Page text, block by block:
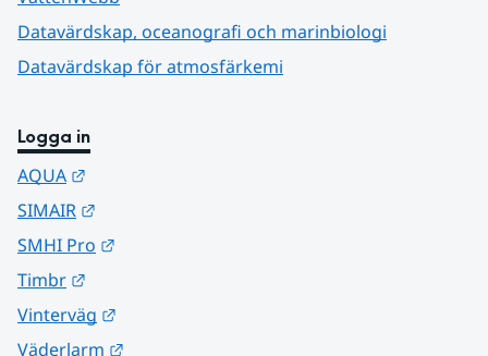
Datavärdskap, oceanografi och marinbiologi
Datavärdskap för atmosfärkemi
Logga in
AQUA
SIMAIR
SMHI Pro
Timbr
Vinterväg
Väderlarm